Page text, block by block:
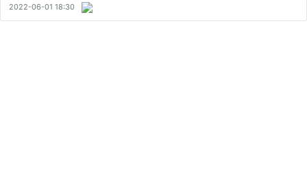
ラウザーズ（カーゴパンツ・3rd・OG・デッドストック）とは？
２ …
2022-06-01 18:30